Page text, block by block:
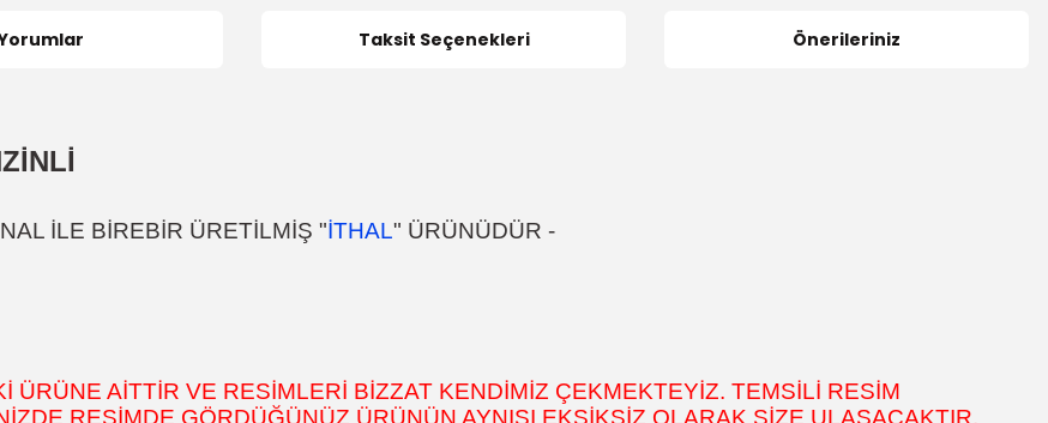
Taksit Seçenekleri Önerileriniz
İLE BİREBİR ÜRETİLMİŞ "İTHAL" ÜRÜNÜDÜR -
ÜRÜNE AİTTİR VE RESİMLERİ BİZZAT KENDİMİZ ÇEKMEKTEYİZ. TEMSİLİ RESİM
RESİMDE GÖRDÜĞÜNÜZ ÜRÜNÜN AYNISI EKSİKSİZ OLARAK SİZE ULAŞACAKTIR.